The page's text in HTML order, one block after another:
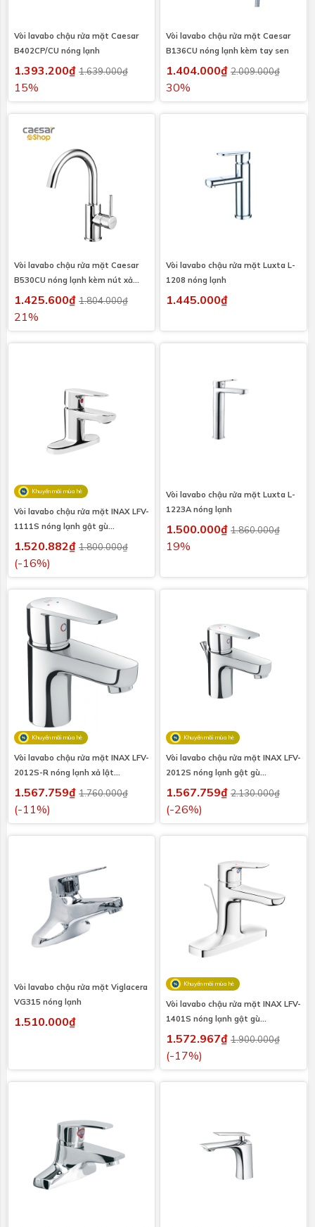
Vòi lavabo chậu rửa mặt Caesar
B402CP/CU nóng lạnh
1.393.200₫ 1.639.000₫
15%
Vòi lavabo chậu rửa mặt Caesar
B136CU nóng lạnh kèm tay sen
1.404.000₫ 2.009.000₫
30%
Vòi lavabo chậu rửa mặt Caesar
B530CU nóng lạnh kèm nút xả
nhấn
1.425.600₫ 1.804.000₫
21%
Vòi lavabo chậu rửa mặt Luxta L-
1208 nóng lạnh
1.445.000₫
Khuyến mãi mùa hè
Vòi lavabo chậu rửa mặt INAX LFV-
1111S nóng lạnh gật gù
(LFV1111S)
1.520.882₫ 1.800.000₫
(-16%)
Vòi lavabo chậu rửa mặt Luxta L-
1223A nóng lạnh
1.500.000₫ 1.860.000₫
19%
Khuyến mãi mùa hè
Vòi lavabo chậu rửa mặt INAX LFV-
2012S-R nóng lạnh xả lật
(LFV2012S-R)
1.567.759₫ 1.760.000₫
(-11%)
Khuyến mãi mùa hè
Vòi lavabo chậu rửa mặt INAX LFV-
2012S nóng lạnh gật gù
(LFV2012S)
1.567.759₫ 2.130.000₫
(-26%)
Vòi lavabo chậu rửa mặt Viglacera
VG315 nóng lạnh
1.510.000₫
Khuyến mãi mùa hè
Vòi lavabo chậu rửa mặt INAX LFV-
1401S nóng lạnh gật gù
(LFV1401S)
1.572.967₫ 1.900.000₫
(-17%)